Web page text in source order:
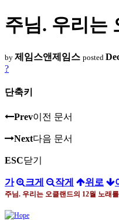
주님. 우리는
by 제임스앤제임스 posted
?
단축키
Prev이전 문서
Next다음 문서
ESC닫기
가 크게 작게 위로
주님. 우리는 오클랜드의 12월 노래